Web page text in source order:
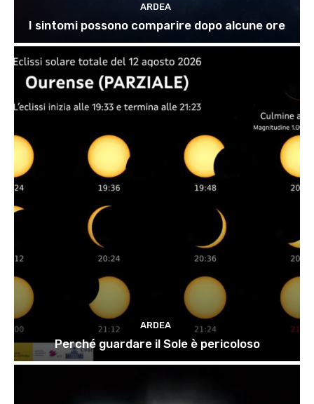
ARDEA
I sintomi possono comparire dopo alcune ore
ARDEA
Perché guardare il Sole è pericoloso